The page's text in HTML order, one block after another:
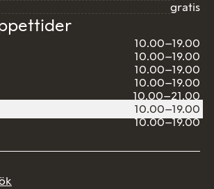
gratis
10.00–19.00
10.00–19.00
10.00–19.00
10.00–19.00
10.00–21.00
10.00–19.00
10.00–19.00